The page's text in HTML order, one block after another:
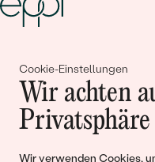
Cookie-Einstellungen
Wir achten
Privatsphäre
Wir verwenden Cookies,
Gemeinsam
Geschichten
Liebe